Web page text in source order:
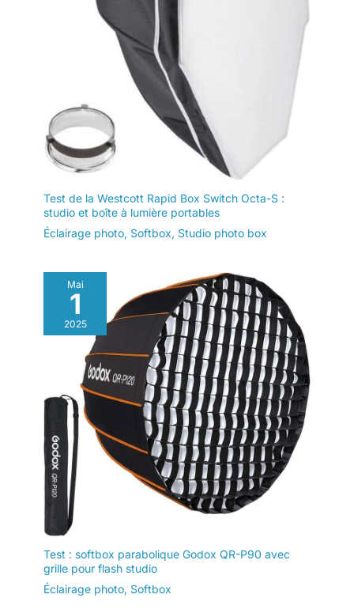
Test de la Westcott Rapid Box Switch Octa-S :
studio et boîte à lumière portables
Éclairage photo, Softbox, Studio photo box
Mai
1
2025
Test : softbox parabolique Godox QR-P90 avec
grille pour flash studio
Éclairage photo, Softbox